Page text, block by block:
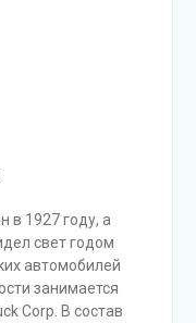
в 1927 году, а
свет годом
автомобилей
занимается
Corp. В состав